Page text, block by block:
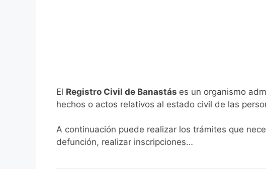
El Registro Civil de Banastás es un organismo
hechos o actos relativos al estado civil de las
A continuación puede realizar los trámites que
defunción, realizar inscripciones…